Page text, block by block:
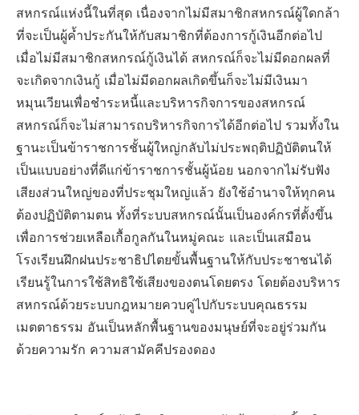
สหกรณ์แห่งนี้ในที่สุด เนื่องจากไม่มีสมาชิกสหกรณ์ผู้ใดกล้า
ที่จะเป็นผู้ค้ำประกันให้กับสมาชิกที่ต้องการกู้เงินอีกต่อไป
เมื่อไม่มีสมาชิกสหกรณ์กู้เงินได้ สหกรณ์ก็จะไม่มีดอกผลที่
จะเกิดจากเงินกู้ เมื่อไม่มีดอกผลเกิดขึ้นก็จะไม่มีเงินมา
หมุนเวียนเพื่อชำระหนี้และบริหารกิจการของสหกรณ์
สหกรณ์ก็จะไม่สามารถบริหารกิจการได้อีกต่อไป รวมทั้งใน
ฐานะเป็นข้าราชการชั้นผู้ใหญ่กลับไม่ประพฤติปฏิบัติตนให้
เป็นแบบอย่างที่ดีแก่ข้าราชการชั้นผู้น้อย นอกจากไม่รับฟัง
เสียงส่วนใหญ่ของที่ประชุมใหญ่แล้ว ยังใช้อำนาจให้ทุกคน
ต้องปฏิบัติตามตน ทั้งที่ระบบสหกรณ์นั้นเป็นองค์กรที่ตั้งขึ้น
เพื่อการช่วยเหลือเกื้อกูลกันในหมู่คณะ และเป็นเสมือน
โรงเรียนฝึกฝนประชาธิปไตยขั้นพื้นฐานให้กับประชาชนได้
เรียนรู้ในการใช้สิทธิใช้เสียงของตนโดยตรง โดยต้องบริหาร
สหกรณ์ด้วยระบบกฎหมายควบคู่ไปกับระบบคุณธรรม
เมตตาธรรม อันเป็นหลักพื้นฐานของมนุษย์ที่จะอยู่ร่วมกัน
ด้วยความรัก ความสามัคคีปรองดอง